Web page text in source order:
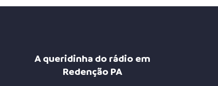
A queridinha do rádio em
Redenção PA